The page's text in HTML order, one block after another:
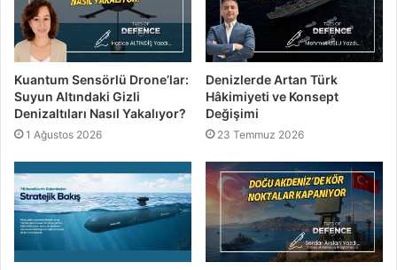
Kuantum Sensörlü Drone’lar:
Suyun Altındaki Gizli
Denizaltıları Nasıl Yakalıyor?
1 Ağustos 2026
Denizlerde Artan Türk
Hâkimiyeti ve Konsept
Değişimi
23 Temmuz 2026